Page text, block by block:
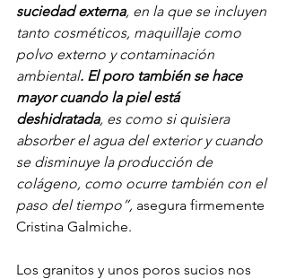
suciedad externa, en la que se incluyen
tanto cosméticos, maquillaje como
polvo externo y contaminación
ambiental. El poro también se hace
mayor cuando la piel está
deshidratada, es como si quisiera
absorber el agua del exterior y cuando
se disminuye la producción de
colágeno, como ocurre también con el
paso del tiempo”, asegura firmemente
Cristina Galmiche.
Los granitos y unos poros sucios nos